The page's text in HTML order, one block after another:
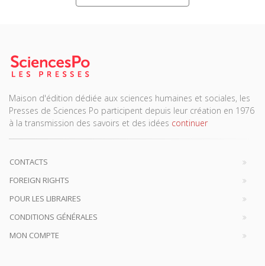
Maison d'édition dédiée aux sciences humaines et sociales, les
Presses de Sciences Po participent depuis leur création en 1976
à la transmission des savoirs et des idées continuer
CONTACTS
FOREIGN RIGHTS
POUR LES LIBRAIRES
CONDITIONS GÉNÉRALES
MON COMPTE